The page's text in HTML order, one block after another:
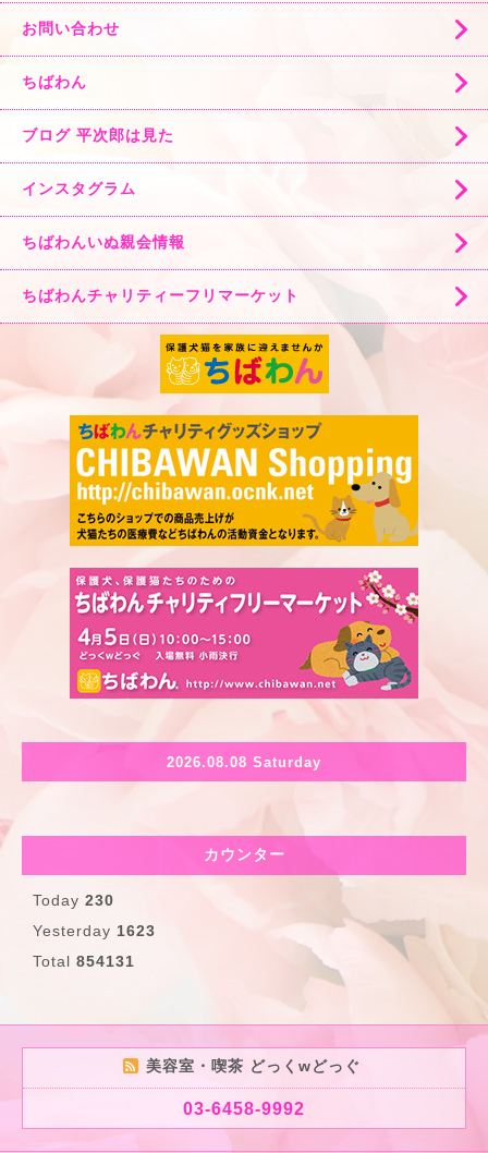
お問い合わせ
ちばわん
ブログ 平次郎は見た
インスタグラム
ちばわんいぬ親会情報
ちばわんチャリティーフリマーケット
2026.08.08 Saturday
カウンター
Today 230
Yesterday 1623
Total 854131
美容室・喫茶 どっくwどっぐ
03-6458-9992